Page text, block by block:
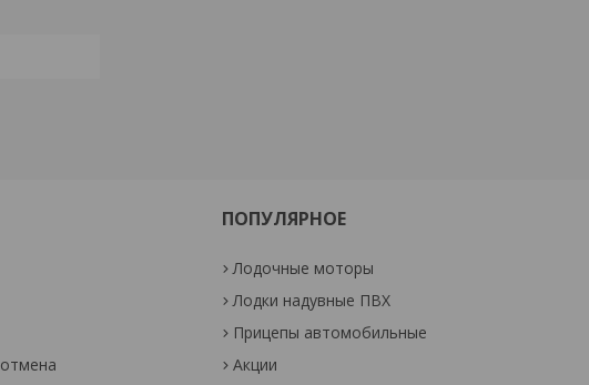
ПОПУЛЯРНОЕ
Лодочные моторы
Лодки надувные ПВХ
Прицепы автомобильные
Акции